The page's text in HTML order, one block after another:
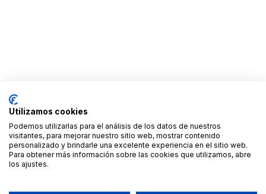
Utilizamos cookies
Podemos utilizarlas para el análisis de los datos de nuestros
visitantes, para mejorar nuestro sitio web, mostrar contenido
personalizado y brindarle una excelente experiencia en el sitio web.
Para obtener más información sobre las cookies que utilizamos, abre
los ajustes.